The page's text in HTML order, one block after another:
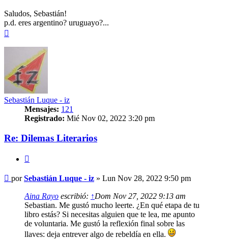
Saludos, Sebastián!
p.d. eres argentino? uruguayo?...
Sebastián Luque - iz
Mensajes: 121
Registrado: Mié Nov 02, 2022 3:20 pm
Re: Dilemas Literarios
Mensaje
porSebastián Luque - iz » Lun Nov 28, 2022 9:50 pm
Aina Rayo escribió: ↑Dom Nov 27, 2022 9:13 am
Sebastian. Me gustó mucho leerte. ¿En qué etapa de tu
libro estás? Si necesitas alguien que te lea, me apunto
de voluntaria. Me gustó la reflexión final sobre las
llaves: deja entrever algo de rebeldía en ella.